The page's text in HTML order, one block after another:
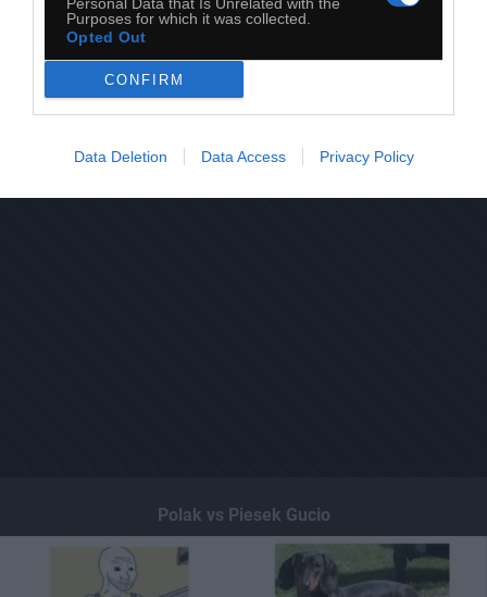
Purposes for which it was collected.
Opted Out
CONFIRM
Data Deletion Data Access Privacy Policy
Komentuj Dodaj do ulubionych Dodaj do przyjaciół
Polak vs Piesek Gucio